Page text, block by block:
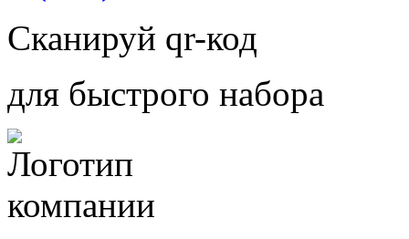
Сканируй qr-код
для быстрого набора